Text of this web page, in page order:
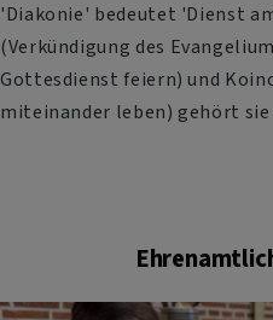
'Diakonie' bedeutet 'Dienst
(Verkündigung des
Gottesdienst feiern) und
miteinander leben) gehört sie